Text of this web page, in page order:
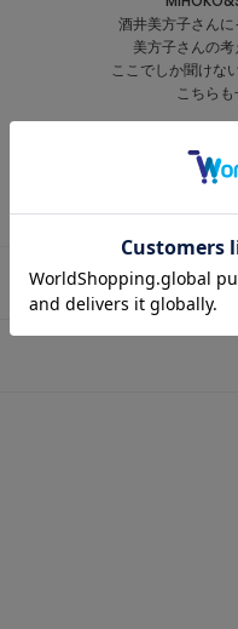
酒井美方子さんに
美方子さんの
ここでしか聞けな
こちらも
▶別注
25周年限定！